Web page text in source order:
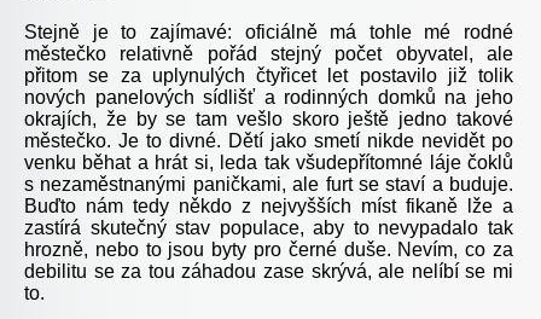
Stejně je to zajímavé: oficiálně má tohle mé rodné
městečko relativně pořád stejný počet obyvatel, ale
přitom se za uplynulých čtyřicet let postavilo již tolik
nových panelových sídlišť a rodinných domků na jeho
okrajích, že by se tam vešlo skoro ještě jedno takové
městečko. Je to divné. Dětí jako smetí nikde nevidět po
venku běhat a hrát si, leda tak všudepřítomné láje čoklů
s nezaměstnanými paničkami, ale furt se staví a buduje.
Buďto nám tedy někdo z nejvyšších míst fikaně lže a
zastírá skutečný stav populace, aby to nevypadalo tak
hrozně, nebo to jsou byty pro černé duše. Nevím, co za
debilitu se za tou záhadou zase skrývá, ale nelíbí se mi
to.